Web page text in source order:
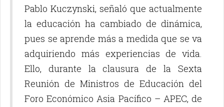
Pablo Kuczynski, señaló que actualmente
la educación ha cambiado de dinámica,
pues se aprende más a medida que se va
adquiriendo más experiencias de vida.
Ello, durante la clausura de la Sexta
Reunión de Ministros de Educación del
Foro Económico Asia Pacífico – APEC, de